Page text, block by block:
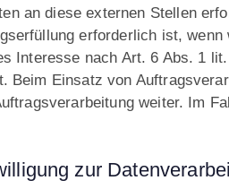
an diese externen Stellen
erforderlich ist,
Interesse nach Art. 6 Abs. 1
Beim Einsatz von
weiter. Im
zur